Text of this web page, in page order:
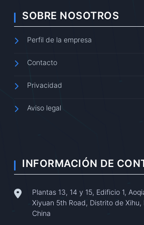
SOBRE NOSOTROS
Perfil de la empresa
Contacto
Privacidad
Aviso legal
INFORMACIÓN DE
Plantas 13, 14 y 15, Edificio 1,
Xiyuan 5th Road, Distrito de Xihu,
China